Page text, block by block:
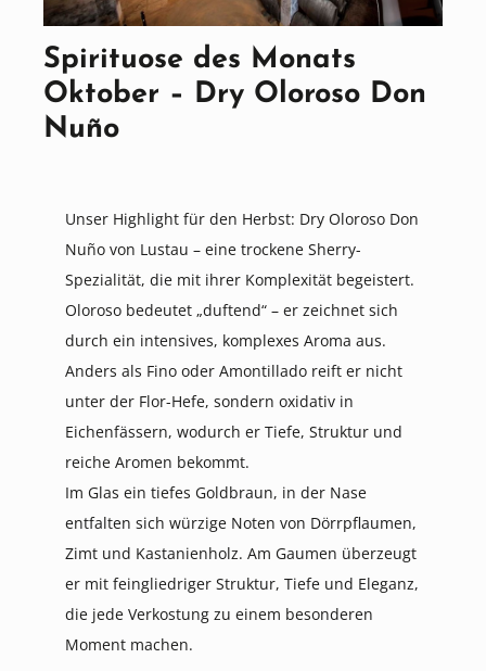
Spirituose des Monats
Oktober – Dry Oloroso Don
Nuño
Unser Highlight für den Herbst: Dry Oloroso Don
Nuño von Lustau – eine trockene Sherry-
Spezialität, die mit ihrer Komplexität begeistert.
Oloroso bedeutet „duftend“ – er zeichnet sich
durch ein intensives, komplexes Aroma aus.
Anders als Fino oder Amontillado reift er nicht
unter der Flor-Hefe, sondern oxidativ in
Eichenfässern, wodurch er Tiefe, Struktur und
reiche Aromen bekommt.
Im Glas ein tiefes Goldbraun, in der Nase
entfalten sich würzige Noten von Dörrpflaumen,
Zimt und Kastanienholz. Am Gaumen überzeugt
er mit feingliedriger Struktur, Tiefe und Eleganz,
die jede Verkostung zu einem besonderen
Moment machen.